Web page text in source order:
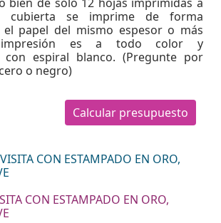
cubierta se imprime de forma
el papel del mismo espesor o más
impresión es a todo color y
con espiral blanco. (Pregunte por
o negro)
Calcular presupuesto
CON ESTAMPADO EN ORO,